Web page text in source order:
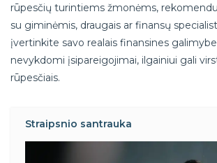
rūpesčių turintiems žmonėms,
su giminėmis, draugais ar finansų
įvertinkite savo realais finansines
nevykdomi įsipareigojimai, ilgainiui gali
rūpesčiais.
Straipsnio santrauka